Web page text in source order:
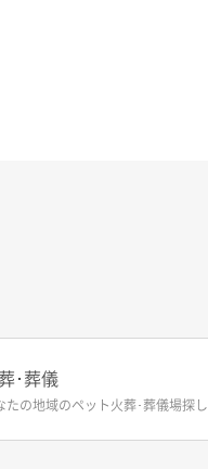
･葬儀
たの地域のペット火葬･葬儀場探し